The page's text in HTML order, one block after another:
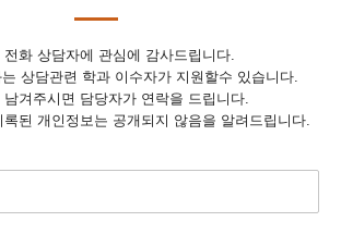
전화 상담자에 관심에 감사드립니다.
상담관련 학과 이수자가 지원할수 있습니다.
남겨주시면 담당자가 연락을 드립니다.
된 개인정보는 공개되지 않음을 알려드립니다.